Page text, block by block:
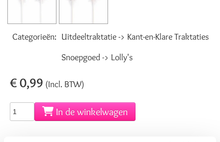
Categorieën: Uitdeeltraktatie -> Kant-en-Klare Traktaties
Snoepgoed -> Lolly's
€ 0,99 (Incl. BTW)
In de winkelwagen